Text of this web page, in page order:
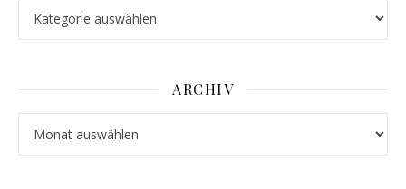
ARCHIV